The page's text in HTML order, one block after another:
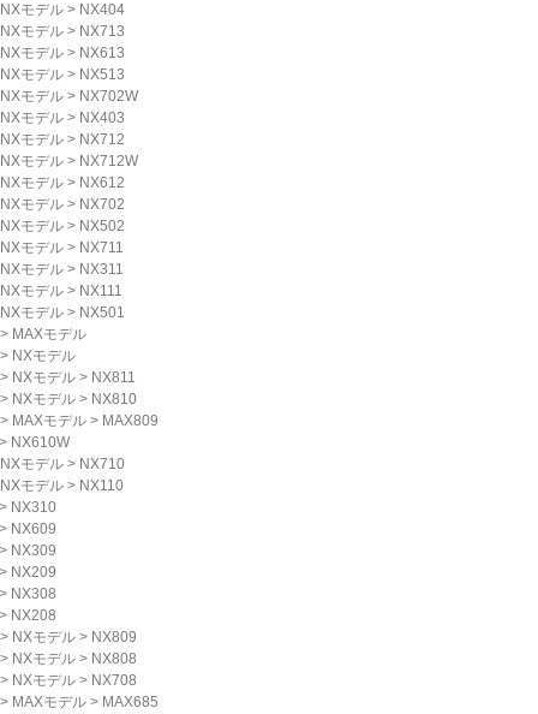
NXモデル > NX404
NXモデル > NX713
NXモデル > NX613
NXモデル > NX513
NXモデル > NX702W
NXモデル > NX403
NXモデル > NX712
NXモデル > NX712W
NXモデル > NX612
NXモデル > NX702
NXモデル > NX502
NXモデル > NX711
NXモデル > NX311
NXモデル > NX111
NXモデル > NX501
> MAXモデル
> NXモデル
> NXモデル > NX811
> NXモデル > NX810
> MAXモデル > MAX809
> NX610W
NXモデル > NX710
NXモデル > NX110
> NX310
> NX609
> NX309
> NX209
> NX308
> NX208
> NXモデル > NX809
> NXモデル > NX808
> NXモデル > NX708
> MAXモデル > MAX685